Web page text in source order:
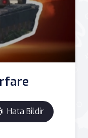
Hata Bildir